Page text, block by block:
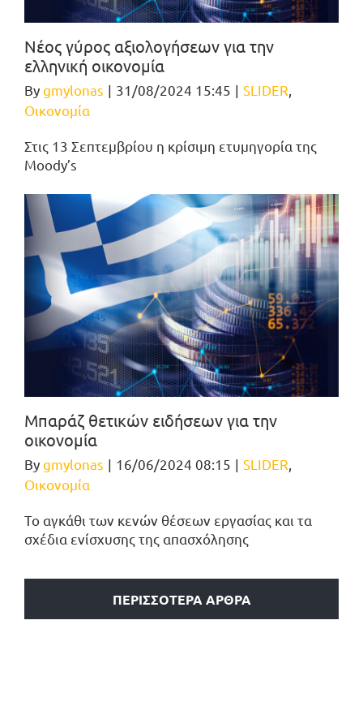
Νέος γύρος αξιολογήσεων για την
ελληνική οικονομία
Bygmylonas | 31/08/2024 15:45 | SLIDER,
Οικονομία
Στις 13 Σεπτεμβρίου η κρίσιμη ετυμηγορία της
Moody’s
Μπαράζ θετικών ειδήσεων για την
οικονομία
Bygmylonas | 16/06/2024 08:15 | SLIDER,
Οικονομία
Το αγκάθι των κενών θέσεων εργασίας και τα
σχέδια ενίσχυσης της απασχόλησης
ΠΕΡΙΣΣΟΤΕΡΑ ΑΡΘΡΑ